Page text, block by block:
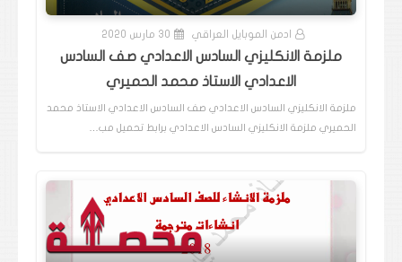
ادمن الموبايل العراقي 30 مارس 2020
ملزمة الانكليزي السادس الاعدادي صف السادس
الاعدادي الاستاذ محمد الحميري
ملزمة الانكليزي السادس الاعدادي صف السادس الاعدادي الاستاذ محمد
الحميري ملزمة الانكليزي السادس الاعدادي برابط تحميل مب…